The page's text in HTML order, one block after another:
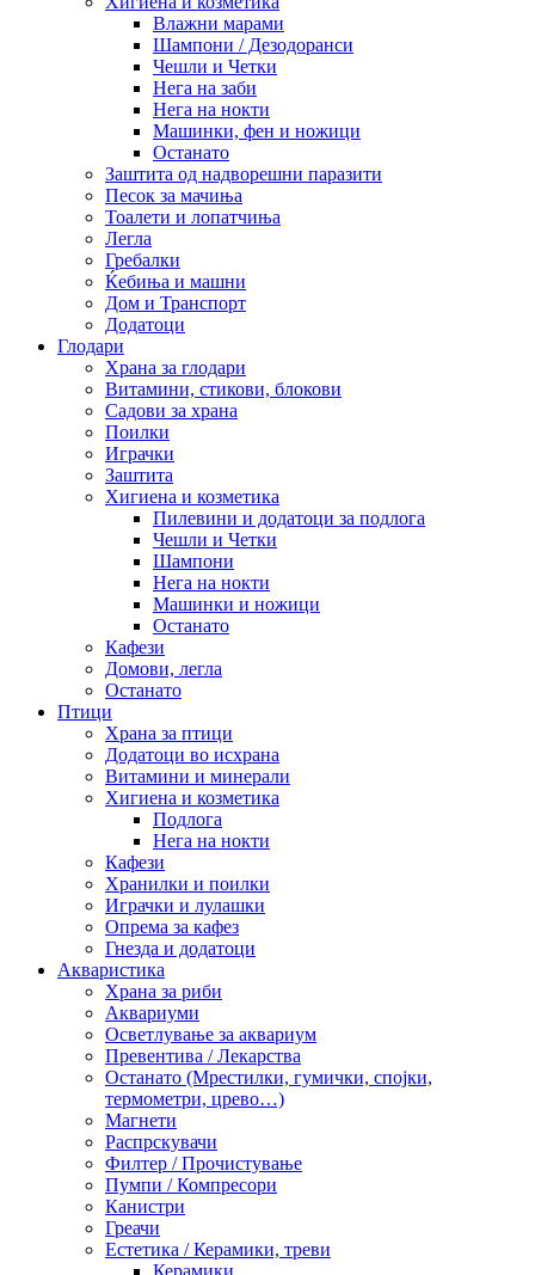
Влажни марами
Шампони / Дезодоранси
Чешли и Четки
Нега на заби
Нега на нокти
Машинки, фен и ножици
Останато
Заштита од надворешни паразити
Песок за мачиња
Тоалети и лопатчиња
Легла
Гребалки
Ќебиња и машни
Дом и Транспорт
Додатоци
Глодари
Храна за глодари
Витамини, стикови, блокови
Садови за храна
Поилки
Играчки
Заштита
Хигиена и козметика
Пилевини и додатоци за подлога
Чешли и Четки
Шампони
Нега на нокти
Машинки и ножици
Останато
Кафези
Домови, легла
Останато
Птици
Храна за птици
Додатоци во исхрана
Витамини и минерали
Хигиена и козметика
Подлога
Нега на нокти
Кафези
Хранилки и поилки
Играчки и лулашки
Опрема за кафез
Гнезда и додатоци
Акваристика
Храна за риби
Аквариуми
Осветлување за аквариум
Превентива / Лекарства
Останато (Мрестилки, гумички, спојки,
термометри, црево…)
Магнети
Распрскувачи
Филтер / Прочистување
Пумпи / Компресори
Канистри
Греачи
Естетика / Керамики, треви
Керамики